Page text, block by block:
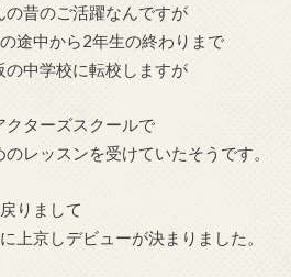
昔のご活躍なんですが
途中から2年生の終わりまで
中学校に転校しますが
ターズスクールで
レッスンを受けていたそうです。
りまして
上京しデビューが決まりました。